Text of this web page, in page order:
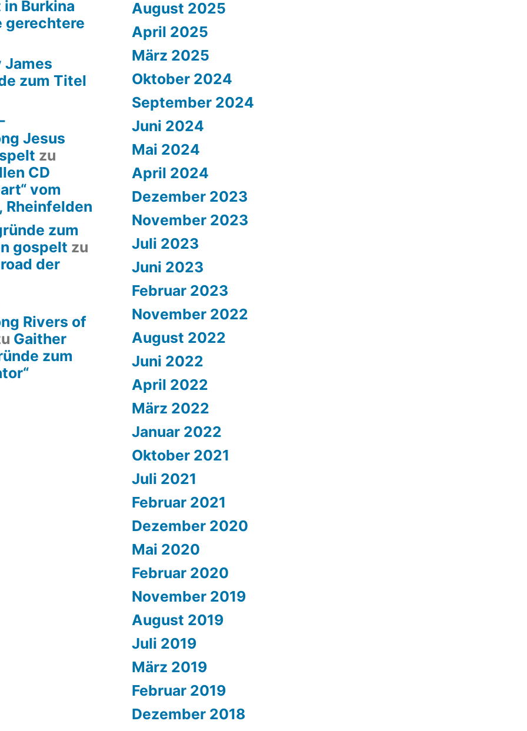
Burkina
gerechtere
James
zum Titel
Jesus
zu
CD
vom
Rheinfelden
zum
gospelt zu
der
Rivers of
Gaither
zum
August 2025
April 2025
März 2025
Oktober 2024
September 2024
Juni 2024
Mai 2024
April 2024
Dezember 2023
November 2023
Juli 2023
Juni 2023
Februar 2023
November 2022
August 2022
Juni 2022
April 2022
März 2022
Januar 2022
Oktober 2021
Juli 2021
Februar 2021
Dezember 2020
Mai 2020
Februar 2020
November 2019
August 2019
Juli 2019
März 2019
Februar 2019
Dezember 2018